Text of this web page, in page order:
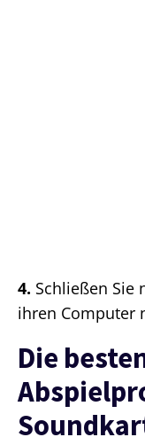
4. Schließen Sie
ihren Computer
Die